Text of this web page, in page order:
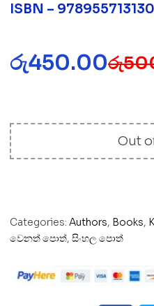
ISBN –
රු
රු450.00
Out
Categories: Authors, Books,
වෙනත් පොත්, සිංහල පොත්